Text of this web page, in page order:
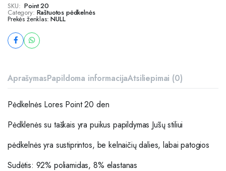
SKU: Point 20
Category: Raštuotos pėdkelnės
Prekės ženklas:NULL
AprašymasPapildoma informacijaAtsiliepimai (0)
Pėdkelnės Lores Point 20 den
Pėdklenės su taškais yra puikus papildymas Jūsų stiliui
pėdkelnės yra sustiprintos, be kelnaičių dalies, labai patogios
Sudėtis: 92% poliamidas, 8% elastanas